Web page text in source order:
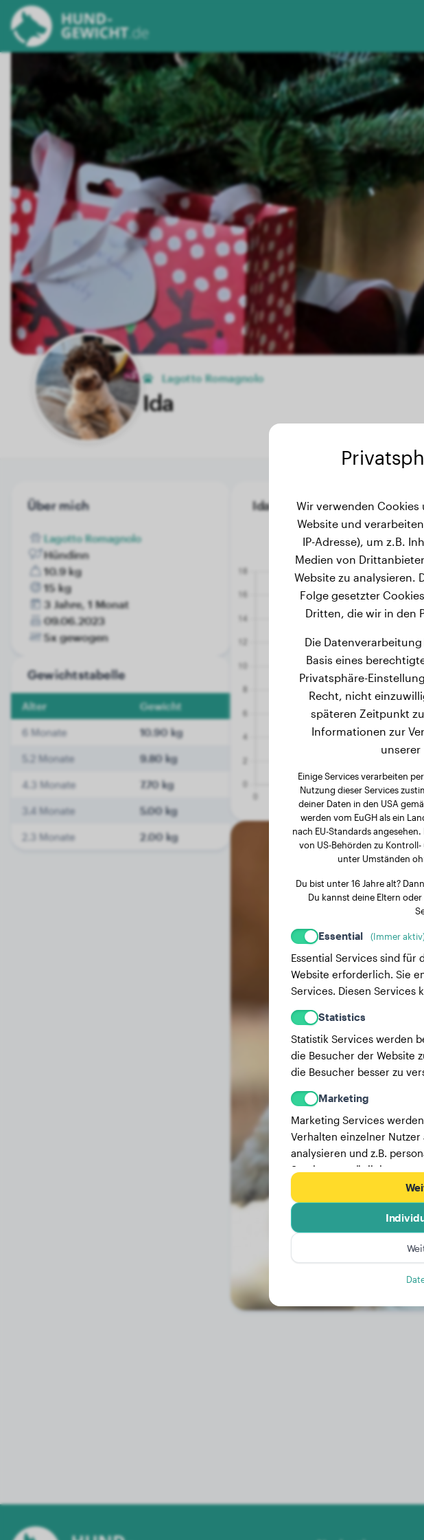
Lagotto Romagnolo
Ida
Über mich
Lagotto Romagnolo
Hündinn
10.9 kg
15 kg
3 Jahre, 1 Monat
09.06.2023
5x gewogen
Gewichtstabelle
Alter Gewicht
6 Monate 10.90 kg
5.2 Monate 9.80 kg
4.3 Monate 7.70 kg
3.4 Monate 5.00 kg
2.3 Monate 2.00 kg
Ida's Gewichtsverlauf
Wir verwenden
Website und
IP-Adresse), um z.B.
Medien von
Website zu analysieren.
Folge gesetzter
Dritten, die wir in den
Die
Basis eines
Privatsphäre-
Recht, nicht
späteren Zeitpunkt
Informationen zur
unserer
Einige Services verarbeiten
Nutzung dieser Services
deiner Daten in den USA
werden vom EuGH als ein
nach EU-Standards
von US-Behörden zu
unter Umständen
Du bist unter 16 Jahre alt?
Du kannst deine Eltern
Essential (Immer
Essential Services sind für
Website erforderlich. Sie
Services. Diesen Services
Statistics
Statistik Services werden
die Besucher der Website
die Besucher besser zu
Marketing
Marketing Services
Verhalten einzelner
analysieren und z.B.
Services ermöglichen es
Hier findest du eine
Mehr Informationen